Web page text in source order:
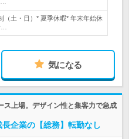
（土・日）* 夏季休暇* 年末年始休
気になる
ス上場。デザイン性と集客力で急成
企業の【総務】転勤なし